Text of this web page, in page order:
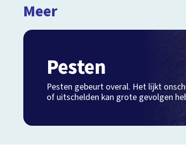
Meer
Pesten
Pesten gebeurt overal. Het lijkt
of uitschelden kan grote gevolgen